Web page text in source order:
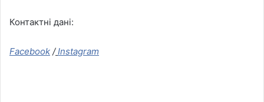
Контактні дані:
Facebook / Instagram